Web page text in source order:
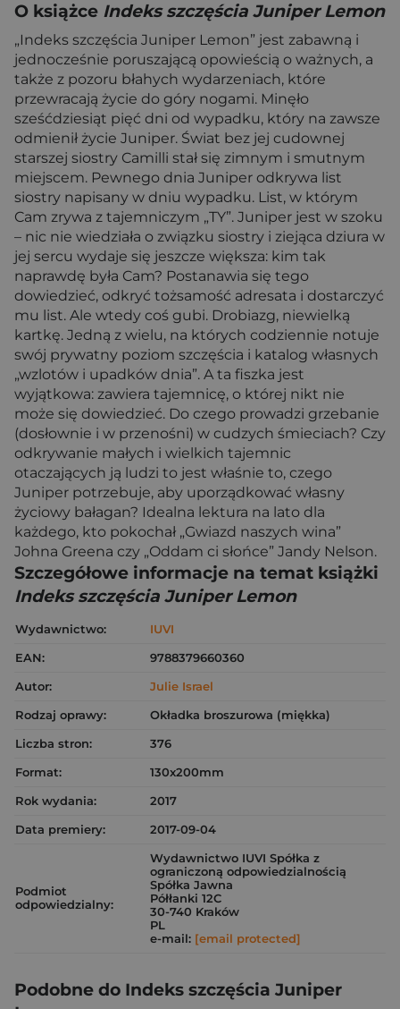
O książce Indeks szczęścia Juniper Lemon
„Indeks szczęścia Juniper Lemon” jest zabawną i
jednocześnie poruszającą opowieścią o ważnych, a
także z pozoru błahych wydarzeniach, które
przewracają życie do góry nogami. Minęło
sześćdziesiąt pięć dni od wypadku, który na zawsze
odmienił życie Juniper. Świat bez jej cudownej
starszej siostry Camilli stał się zimnym i smutnym
miejscem. Pewnego dnia Juniper odkrywa list
siostry napisany w dniu wypadku. List, w którym
Cam zrywa z tajemniczym „TY”. Juniper jest w szoku
– nic nie wiedziała o związku siostry i ziejąca dziura w
jej sercu wydaje się jeszcze większa: kim tak
naprawdę była Cam? Postanawia się tego
dowiedzieć, odkryć tożsamość adresata i dostarczyć
mu list. Ale wtedy coś gubi. Drobiazg, niewielką
kartkę. Jedną z wielu, na których codziennie notuje
swój prywatny poziom szczęścia i katalog własnych
„wzlotów i upadków dnia”. A ta fiszka jest
wyjątkowa: zawiera tajemnicę, o której nikt nie
może się dowiedzieć. Do czego prowadzi grzebanie
(dosłownie i w przenośni) w cudzych śmieciach? Czy
odkrywanie małych i wielkich tajemnic
otaczających ją ludzi to jest właśnie to, czego
Juniper potrzebuje, aby uporządkować własny
życiowy bałagan? Idealna lektura na lato dla
każdego, kto pokochał „Gwiazd naszych wina”
Johna Greena czy „Oddam ci słońce” Jandy Nelson.
Szczegółowe informacje na temat książki
Indeks szczęścia Juniper Lemon
Wydawnictwo:
IUVI
EAN:
9788379660360
Autor:
Julie Israel
Rodzaj oprawy:
Okładka broszurowa (miękka)
Liczba stron:
376
Format:
130x200mm
Rok wydania:
2017
Data premiery:
2017-09-04
Podmiot
odpowiedzialny:
Wydawnictwo IUVI Spółka z
ograniczoną odpowiedzialnością
Spółka Jawna
Półłanki 12C
30-740 Kraków
PL
e-mail: [email protected]
Podobne do Indeks szczęścia Juniper